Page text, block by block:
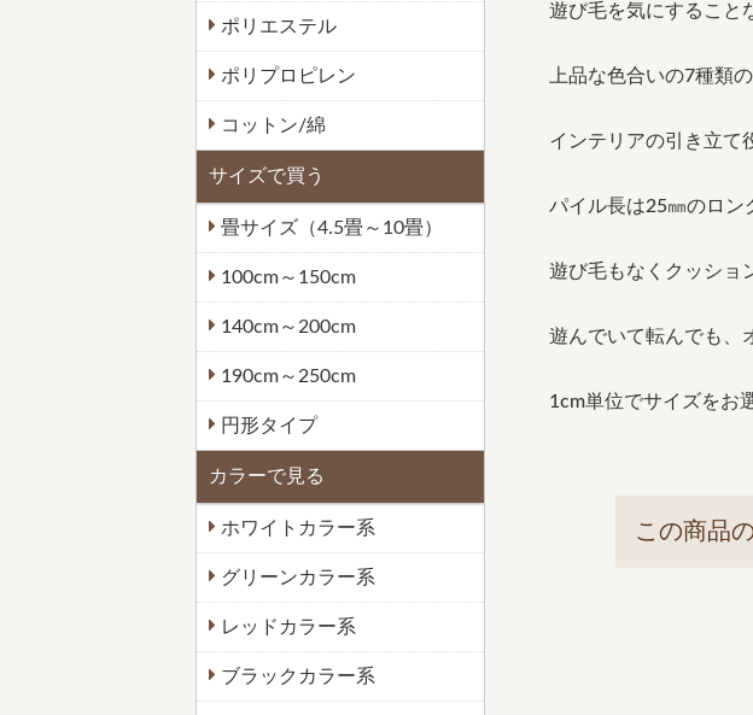
ポリエステル
ポリプロピレン
コットン/綿
サイズで買う
畳サイズ（4.5畳～10畳）
100cm～150cm
140cm～200cm
190cm～250cm
円形タイプ
カラーで見る
ホワイトカラー系
グリーンカラー系
レッドカラー系
ブラックカラー系
遊び毛を気にすること
上品な色合いの7種類
インテリアの引き立て
パイル長は25㎜のロン
遊び毛もなくクッショ
遊んでいて転んでも、
1cm単位でサイズをお
この商品